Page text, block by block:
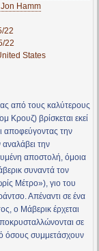
Jon Hamm
22
22
States
από τους καλύτερους
Κρουζ) βρίσκεται εκεί
αποφεύγοντας την
την
αποστολή, όμοια
συναντά τον
Μέτρο»), γιο του
Απέναντι σε ένα
ο Μάβερικ έρχεται
σε
όσους συμμετάσχουν